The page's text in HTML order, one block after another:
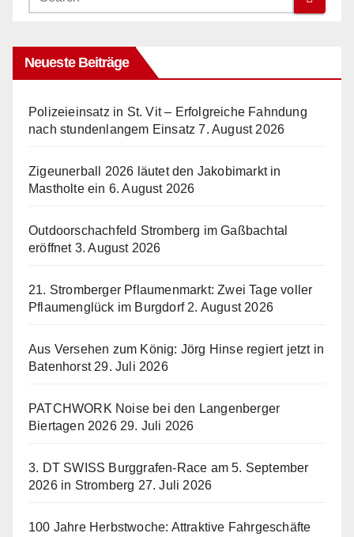
Neueste Beiträge
Polizeieinsatz in St. Vit – Erfolgreiche Fahndung
nach stundenlangem Einsatz 7. August 2026
Zigeunerball 2026 läutet den Jakobimarkt in
Mastholte ein 6. August 2026
Outdoorschachfeld Stromberg im Gaßbachtal
eröffnet 3. August 2026
21. Stromberger Pflaumenmarkt: Zwei Tage voller
Pflaumenglück im Burgdorf 2. August 2026
Aus Versehen zum König: Jörg Hinse regiert jetzt in
Batenhorst 29. Juli 2026
PATCHWORK Noise bei den Langenberger
Biertagen 2026 29. Juli 2026
3. DT SWISS Burggrafen-Race am 5. September
2026 in Stromberg 27. Juli 2026
100 Jahre Herbstwoche: Attraktive Fahrgeschäfte